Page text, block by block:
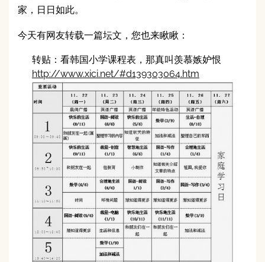
家，日日如此。
今天有网友转载一篇坛文，您也来瞅瞅：
转贴：看韩国小学课程表，那真叫羡慕嫉妒恨
http://www.xici.net/#d139303064.htm